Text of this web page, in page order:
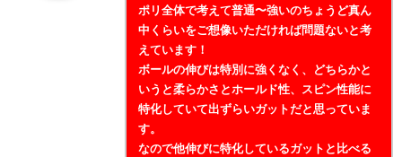
ポリ全体で考えて普通〜強いのちょうど真ん
中くらいをご想像いただければ問題ないと考
えています！
ボールの伸びは特別に強くなく、どちらかと
いうと柔らかさとホールド性、スピン性能に
特化していて出ずらいガットだと思っていま
す。
なので他伸びに特化しているガットと比べる